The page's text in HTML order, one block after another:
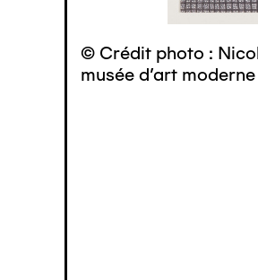
© Crédit photo :
musée d’art